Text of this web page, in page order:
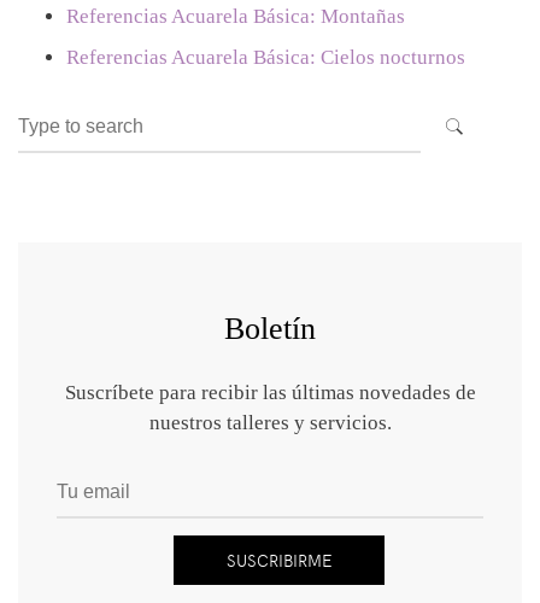
Referencias Acuarela Básica: Montañas
Referencias Acuarela Básica: Cielos nocturnos
Search
for:
SEARCH
Boletín
Suscríbete para recibir las últimas novedades de
nuestros talleres y servicios.